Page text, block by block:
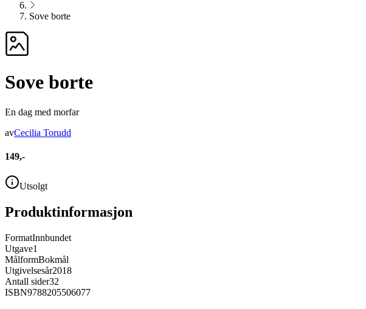
Sove borte
Sove borte
En dag med morfar
avCecilia Torudd
149,-
Utsolgt
Produktinformasjon
FormatInnbundet
Utgave1
MålformBokmål
Utgivelsesår2018
Antall sider32
ISBN9788205506077